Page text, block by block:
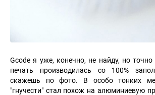
Gcode я уже, конечно, не найду, но точно
печать производилась со 100%
скажешь по фото. В особо тонких
"гнучести" стал похож на алюминиевую